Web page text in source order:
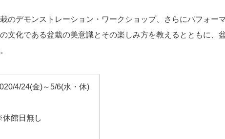
のデモンストレーション・ワークショップ、さらにパフォー
文化である盆栽の美意識とその楽しみ方を教えるとともに、
4/24(金)～5/6(水・休)
館日無し